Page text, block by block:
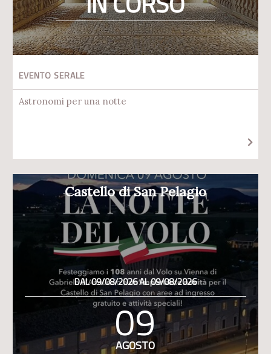
EVENTO SERALE
Astronomi per una notte
Castello di San Pelagio
DAL 09/08/2026 AL 09/08/2026
09
AGOSTO